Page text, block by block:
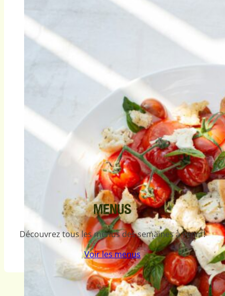
MENUS
Découvrez tous les menus des semaines à venir !
Voir les menus